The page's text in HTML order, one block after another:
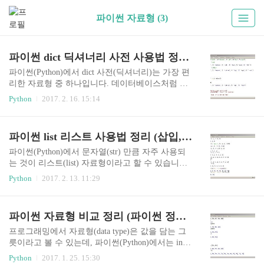
파이썬 자료형 (3)
파이썬 dict 딕셔너리 사전 사용법 정리 (keys, values, items)
파이썬(Python)에서 dict 사전(딕셔너리)는 가장 편
리한 자료형 중 하나입니다. 데이터베이스처럼 키
와 값을 묶어서 저장을 할 수 있기 때문에 프로그래
밍을 할 때 많이 사용되고 있습니다. 파이썬 dict 사
불가능 (값은 중복 가능)(순서가 없기 때문에 인덱
스, 슬라이싱 사용불가) 사전객체[키] = 값 위 형식
으로 데이터를 추가할 수 있고, 키가 중복된다면 값
키가 있는지 확인 가능 (값을 확인하기 위해서는 va
p..
Python 2017. 2. 16. 15:14
파이썬 list 리스트 사용법 정리 (삽입, 삭제, 정렬)
파이썬(Python)에서 문자열(str) 만큼 자주 사용되
는 것이 리스트(list) 자료형이라고 할 수 있습니다.
이번에는 리스트 사용법을 정리해보겠습니다. 파
이썬 리스트(list) 사용법과 특징 정리 L = [1, 2, 3,
료형을 담을 수 있다. L = [1, 2, 3] + [7, 8, 9]L = [1,
2, 3] * 3리스트 더하기, 곱하기 연산이 가능 L[3]L
[2:5]인덱스, 슬라이싱 사용 가능 L[3] = 10변경이
Python 2017. 2. 13. 11:29
파이썬 자료형 비교 정리 (파이썬 정수, 실수, 불, 문자열, 리스트, 튜플, 집합, 사전)
프로그래밍에서 자료형(data type)은 값을 담는 그
릇이라고 볼 수 있는데, 파이썬(Python)에서는 int
(정수), float(실수), complex(복소수), bool(불), str
Python 2017. 1. 25. 15:30